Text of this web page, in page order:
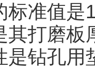
标准值
其打磨板
是钻孔用